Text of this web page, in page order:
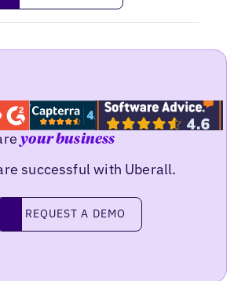
your business
successful with Uberall.
a demo
REQUEST A DEMO